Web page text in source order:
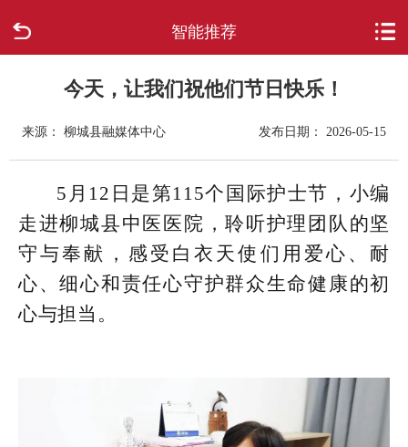
智能推荐
走进柳城
新闻中心
政府信息公开
网上办事
互动回应
今天，让我们祝他们节日快乐！
来源： 柳城县融媒体中心 发布日期： 2026-05-15
5月12日是第115个国际护士节，小编
走进柳城县中医医院，聆听护理团队的坚
守与奉献，感受白衣天使们用爱心、耐
心、细心和责任心守护群众生命健康的初
心与担当。